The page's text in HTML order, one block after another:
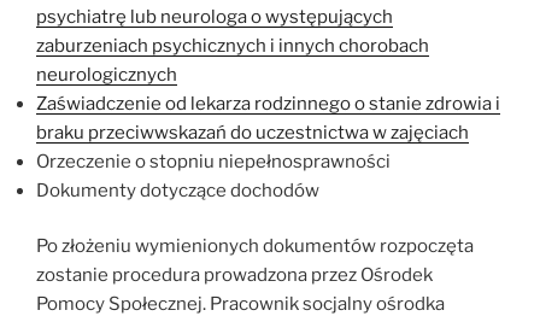
psychiatrę lub neurologa o występujących
zaburzeniach psychicznych i innych chorobach
neurologicznych
Zaświadczenie od lekarza rodzinnego o stanie zdrowia i
braku przeciwwskazań do uczestnictwa w zajęciach
Orzeczenie o stopniu niepełnosprawności
Dokumenty dotyczące dochodów
Po złożeniu wymienionych dokumentów rozpoczęta
zostanie procedura prowadzona przez Ośrodek
Pomocy Społecznej. Pracownik socjalny ośrodka